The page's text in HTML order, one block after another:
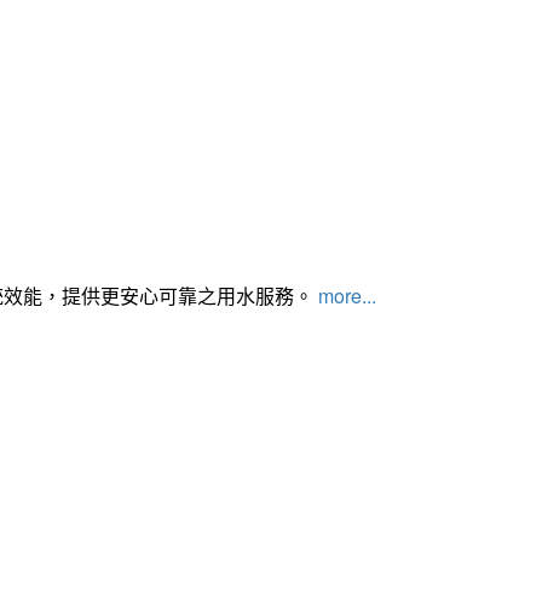
能，提供更安心可靠之用水服務。 more...